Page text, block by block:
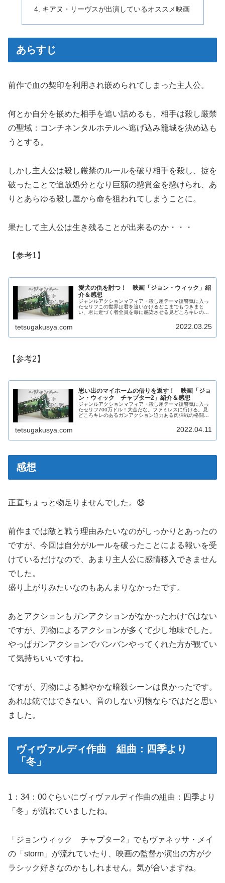
キアヌ・リーヴスが出演しているオススメ映画
あらすじ
前作で血の契印を利用され嵌められてしまった主人公。
何とか自分を嵌めた相手を追い詰めるも、相手は殺し厳禁
の聖域：コンチネンタルホテルへ逃げ込み籠城を決め込も
うとする。
しかし主人公は殺し厳禁のルールを破り相手を殺し、掟を
破ったことで追放処分となり巨額の懸賞金を懸けられ、あ
りとあらゆる殺し屋から命を狙われてしまうことに。
果たして主人公は生き残ることが出来るのか・・・
【参考1】
愛犬の仇を討つ！ 映画「ジョン・ウィック」紹
介＆感想
ジャンルアクションマフィア・殺し屋テーマ復讐気に入っ
たセリフこの世界は君を追いかけるどこまでもつきまと
い、君に近づく者全員を毒に感染させる見どころキレのあ
tetsugakusya.com 2022.03.25
【参考2】
思い出のマイホームの借りを返す！ 映画「ジョ
ン・ウィック チャプター2」紹介＆感想
ジャンルアクションマフィア・殺し屋テーマ復讐気に入っ
たセリフ700万ドル！大金だな。ファミレスに行ける。見
どころキレのあるガンアクション迫力ある肉弾戦の格闘シ
tetsugakusya.com 2022.04.11
感想
正直ちょっと物足りませんでした。😧
前作までは敵と戦う理由みたいなのがしっかりとあったの
ですが、今回は自分がルールを破ったことによる報いを受
けているだけなので、あまり主人公に感情移入できません
でした。
盛り上がりみたいなのもあんまりなかったです。
あとアクションもガンアクションがなかったわけではない
ですが、刃物によるアクションが多くて少し地味でした。
やっぱガンアクションでバンバンやってくれた方が観てい
て気持ちいいですね。
ですが、刃物による鮮やかな暗殺シーンは良かったです。
あれは銃ではできない、音のしない刃物ならではだと思い
ました。
ヴィヴァルディ作曲 組曲：四季より
「冬」
1：34：00ぐらいにヴィヴァルディ作曲の組曲：四季より
「冬」が流れていましたね。
「ジョンウィック チャプター2」でもヴァネッサ・メイ
の「storm」が流れていたり、映画の監督か演出の方がク
ラシック好きなのかもしれません。気が合いますね。